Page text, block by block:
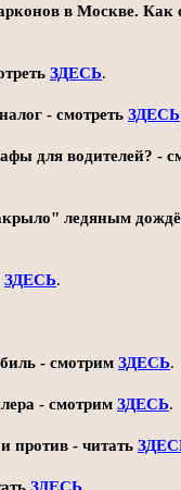
в Москве. Как
ЗДЕСЬ.
- смотреть ЗДЕСЬ
для водителей? -
ледяным
ЗДЕСЬ.
- смотрим ЗДЕСЬ.
- смотрим ЗДЕСЬ.
против - читать